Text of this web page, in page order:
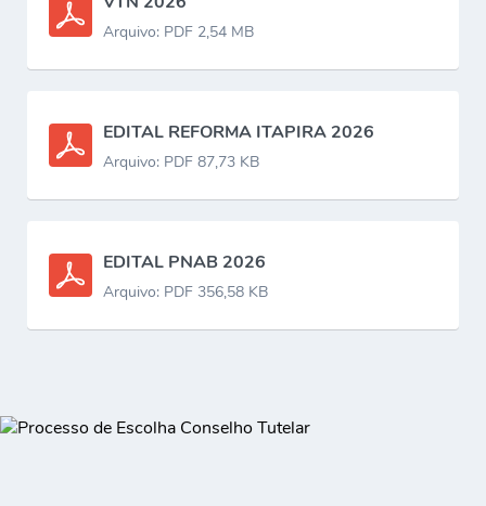
Arquivo: PDF 2,54 MB
EDITAL REFORMA ITAPIRA 2026
Arquivo: PDF 87,73 KB
EDITAL PNAB 2026
Arquivo: PDF 356,58 KB